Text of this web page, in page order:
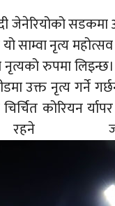
दी जेनेरियोको
साम्वा नृत्य
नृत्यको रुपमा
उक्त नृत्य गर्ने
कोरियन
रहने